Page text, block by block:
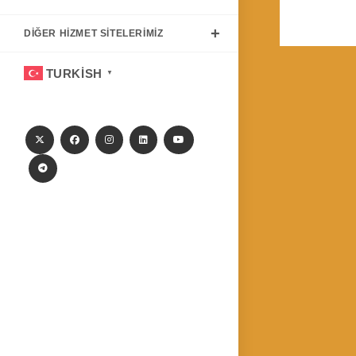
DIĞER HIZMET SITELERIMIZ
TURKISH ▼